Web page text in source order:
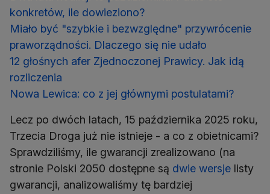
konkretów, ile dowieziono?
Miało być "szybkie i bezwzględne" przywrócenie
praworządności. Dlaczego się nie udało
12 głośnych afer Zjednoczonej Prawicy. Jak idą
rozliczenia
Nowa Lewica: co z jej głównymi postulatami?
Lecz po dwóch latach, 15 października 2025 roku,
Trzecia Droga już nie istnieje - a co z obietnicami?
Sprawdziliśmy, ile gwarancji zrealizowano (na
stronie Polski 2050 dostępne są dwie wersje listy
gwarancji, analizowaliśmy tę bardziej